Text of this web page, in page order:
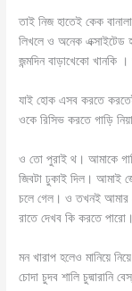
তাই নিজ হাতেই কেক
লিখলে ও অনেক এক্সাইটেড
জন্মদিন বাড়াখেকো খানকি
যাই হোক এসব করতে
ওকে রিসিভ করতে গাড়ি
ও তো পুরাই থ। আমাকে
জিবটা ঢুকাই দিল। আমাই
চলে গেল। ও তখনই আমার
রাতে দেখব কি করতে
মন খারাপ হলেও মানিয়ে
চোদা চুদব শালি চুদ্মারানি